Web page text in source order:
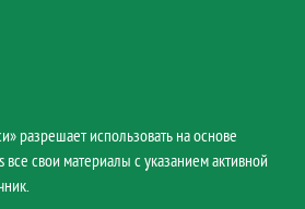
разрешает использовать на основе
свои материалы с указанием активной